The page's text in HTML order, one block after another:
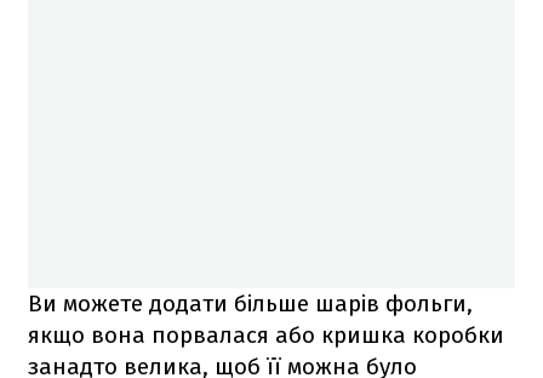
Ви можете додати більше шарів фольги,
якщо вона порвалася або кришка коробки
занадто велика, щоб її можна було